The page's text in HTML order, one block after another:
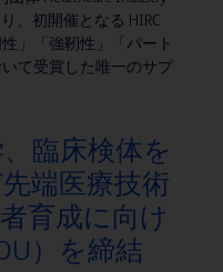
り、初開催となる HIRC
性」「強靭性」「パート
て受賞した唯一のサプ
臨床検体を
端医療技術
育成に向け
）を締結